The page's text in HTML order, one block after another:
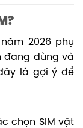
2026 phụ
đang dùng và
là gợi ý để
chọn SIM vật